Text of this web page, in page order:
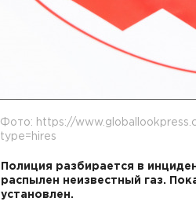
Фото: https://
type=hires
Полиция разбирается в
распылен неизвестный газ.
установлен.